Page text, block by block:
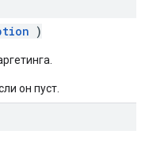
)
он пуст.